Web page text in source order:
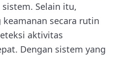
Selain itu,
secara rutin
aktivitas
Dengan sistem yang